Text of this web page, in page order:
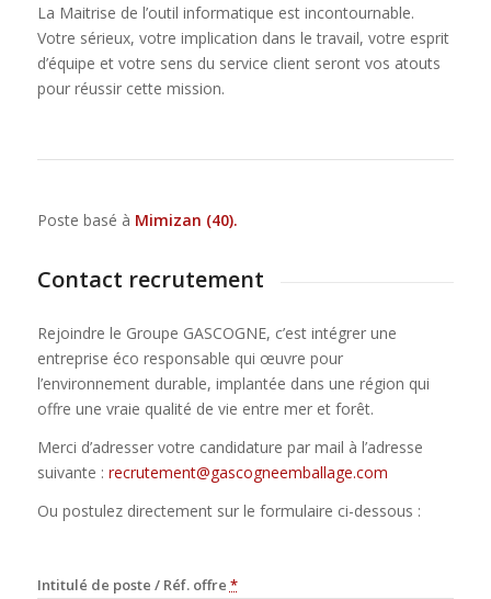
La Maitrise de l’outil informatique est incontournable.
Votre sérieux, votre implication dans le travail, votre esprit
d’équipe et votre sens du service client seront vos atouts
pour réussir cette mission.
Poste basé à Mimizan (40).
Contact recrutement
Rejoindre le Groupe GASCOGNE, c’est intégrer une
entreprise éco responsable qui œuvre pour
l’environnement durable, implantée dans une région qui
offre une vraie qualité de vie entre mer et forêt.
Merci d’adresser votre candidature par mail à l’adresse
suivante : recrutement@gascogneemballage.com
Ou postulez directement sur le formulaire ci-dessous :
Intitulé de poste / Réf. offre *